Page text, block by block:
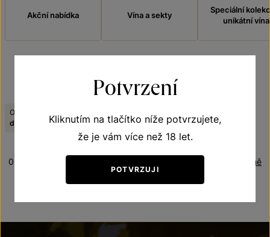
Akční nabídka Vína a sekty
Speciální
unikátní vína
Obsah cukru:
demi sec
Sekty
Zrušit filtry
Abecedně
0 produktů
Potvrzení
Kliknutím na tlačítko níže potvrzujete,
že je vám více než 18 let.
POTVRZUJI